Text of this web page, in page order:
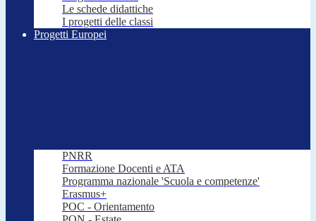
Le schede didattiche
I progetti delle classi
Progetti Europei
PNRR
Formazione Docenti e ATA
Programma nazionale 'Scuola e competenze'
Erasmus+
POC - Orientamento